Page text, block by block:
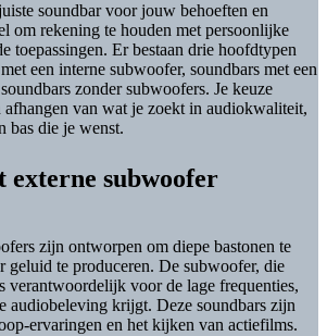
soundbar voor jouw behoeften en
om rekening te houden met persoonlijke
toepassingen. Er bestaan drie hoofdtypen
een interne subwoofer, soundbars met een
zonder subwoofers. Je keuze
afhangen van wat je zoekt in audiokwaliteit,
bas die je wenst.
externe subwoofer
zijn ontworpen om diepe bastonen te
geluid te produceren. De subwoofer, die
verantwoordelijk voor de lage frequenties,
audiobeleving krijgt. Deze soundbars zijn
ervaringen en het kijken van actiefilms.